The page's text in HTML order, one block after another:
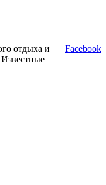
отдыха и
Facebook